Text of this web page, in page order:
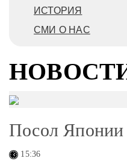
ИСТОРИЯ
СМИ О НАС
Посол
15:36